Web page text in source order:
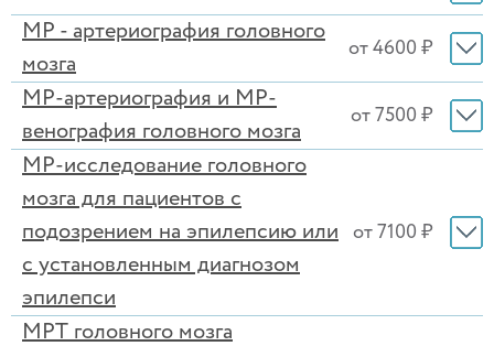
МР - артериография головного
мозга
от 4600 ₽
МР-артериография и МР-
венография головного мозга
от 7500 ₽
МР-исследование головного
мозга для пациентов с
подозрением на эпилепсию или
с установленным диагнозом
эпилепси
от 7100 ₽
МРТ головного мозга